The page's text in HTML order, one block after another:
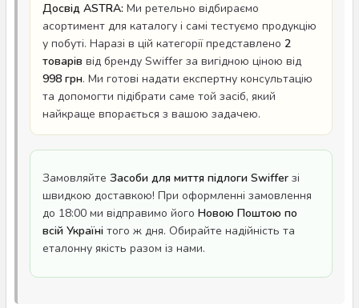
Досвід ASTRA: Ми ретельно відбираємо
асортимент для каталогу і самі тестуємо продукцію
у побуті. Наразі в цій категорії представлено 2
товарів від бренду Swiffer за вигідною ціною від
998 грн. Ми готові надати експертну консультацію
та допомогти підібрати саме той засіб, який
найкраще впорається з вашою задачею.
Замовляйте Засоби для миття підлоги Swiffer зі
швидкою доставкою! При оформленні замовлення
до 18:00 ми відправимо його Новою Поштою по
всій Україні того ж дня. Обирайте надійність та
еталонну якість разом із нами.